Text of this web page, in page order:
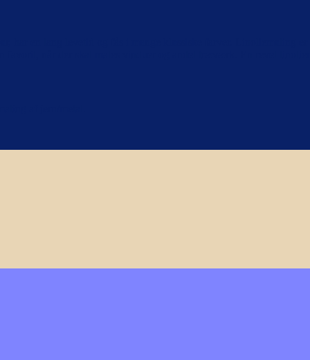
en lang levetid og fås i mange klassiske farver. Linoliemaling er
favorit, når der skal males vinduer og andet træværk. En revet
af jern/metal.